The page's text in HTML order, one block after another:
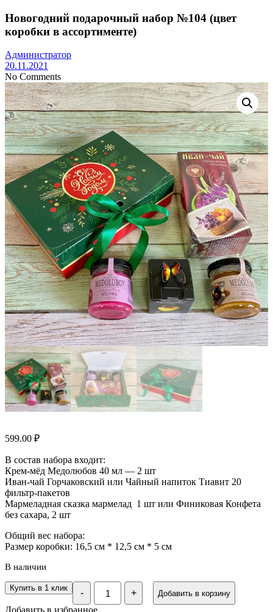
Новогодний подарочный набор №104 (цвет
коробки в ассортименте)
Администратор
20.11.2021
No Comments
599.00 ₽
В состав набора входит:
Крем-мёд Медолюбов 40 мл — 2 шт
Иван-чай Горчаковский или Чайный напиток Тиавит 20
фильтр-пакетов
Мармеладная сказка мармелад 1 шт или Финиковая Конфета
без сахара, 2 шт
Общий вес набора:
Размер коробки: 16,5 см * 12,5 см * 5 см
В наличии
-
Количество
Новогодний
подарочный
+ Добавить в корзину
Купить в 1 клик
Добавить в избранное